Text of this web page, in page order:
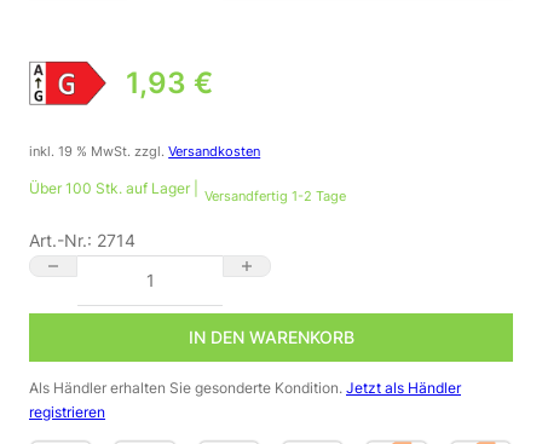
1,93 €
inkl. 19 % MwSt. zzgl.Versandkosten
Über 100 Stk. auf Lager | Versandfertig 1-2 Tage
Art.-Nr.: 2714
LED Modul neutralweiß 4500 Kelvin 12 Volt 1 Watt 175° IP67
IN DEN WARENKORB
Als Händler erhalten Sie gesonderte Kondition. Jetzt als Händler
registrieren